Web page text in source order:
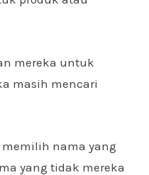
mereka untuk
masih mencari
nama yang
yang tidak mereka